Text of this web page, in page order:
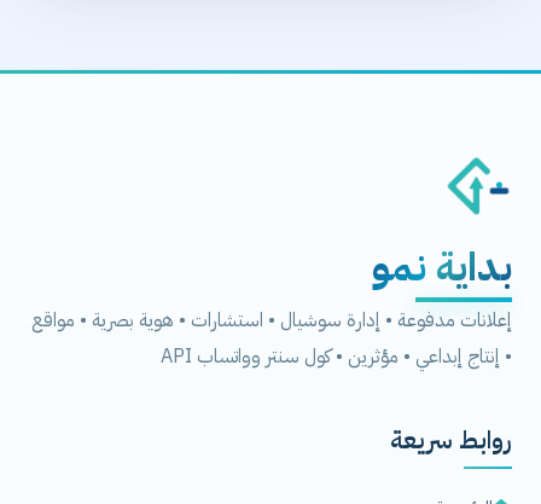
بدايةنمو
إعلانات مدفوعة • إدارة سوشيال • استشارات • هوية بصرية • مواقع
• إنتاج إبداعي • مؤثرين • كول سنتر وواتساب API
روابط سريعة